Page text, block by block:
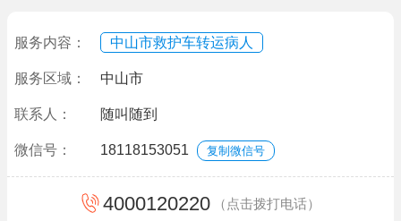
服务内容： 中山市救护车转运病人
服务区域： 中山市
联系人： 随叫随到
微信号： 18118153051 复制微信号
4000120220 （点击拨打电话）